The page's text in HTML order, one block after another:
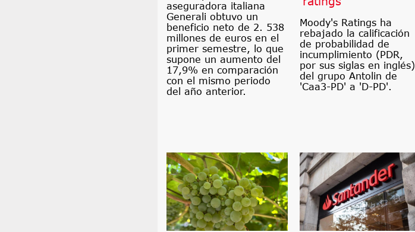
aseguradora italiana
Generali obtuvo un
beneficio neto de 2. 538
millones de euros en el
primer semestre, lo que
supone un aumento del
17,9% en comparación
con el mismo periodo
del año anterior.
Moody's Ratings ha
rebajado la calificación
de probabilidad de
incumplimiento (PDR,
por sus siglas en inglés)
del grupo Antolin de
'Caa3-PD' a 'D-PD'.